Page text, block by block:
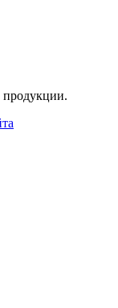
продукции.